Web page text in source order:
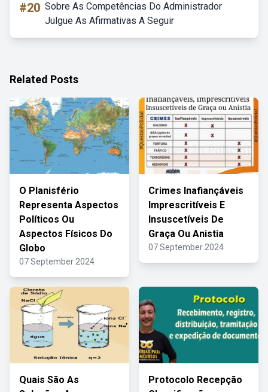
#20 Sobre As Competências Do Administrador
Julgue As Afirmativas A Seguir
Related Posts
O Planisfério
Representa Aspectos
Políticos Ou
Aspectos Físicos Do
Globo
07 September 2024
Crimes Inafiançáveis
Imprescritíveis E
Insuscetíveis De
Graça Ou Anistia
07 September 2024
Quais São As
Protocolo Recepção